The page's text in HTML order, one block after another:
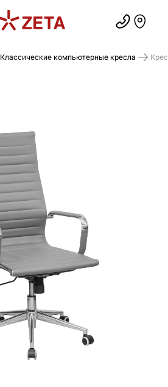
Классические компьютерные кресла